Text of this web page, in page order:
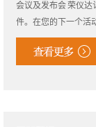
会议及发布会 荣仪
件。在您的下一个活